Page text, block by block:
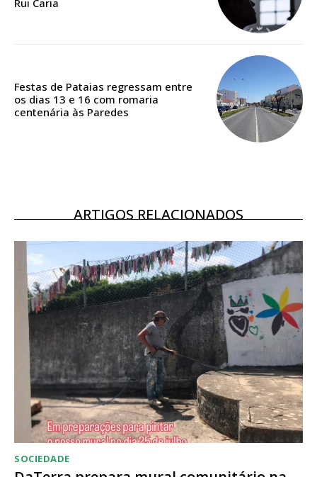
Escolha o plano
16€
12 meses
Acesso ao conteúdo online
Acesso aos conteúdos Exclusivos para
assinantes
Ofertas para assinatura anual
Escolha o plano
Rui Caria
Festas de Pataias regressam entre
os dias 13 e 16 com romaria
centenária às Paredes
ARTIGOS RELACIONADOS
SOCIEDADE